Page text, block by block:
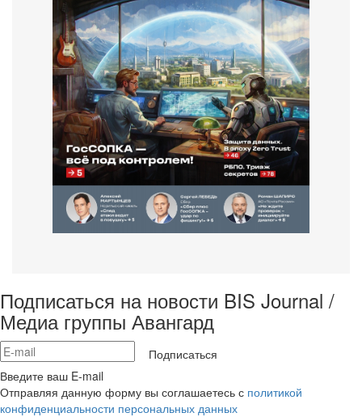
Подписаться на новости BIS Journal /
Медиа группы Авангард
Подписаться
Введите ваш E-mail
Отправляя данную форму вы соглашаетесь с политикой
конфиденциальности персональных данных